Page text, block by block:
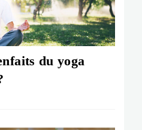
du yoga